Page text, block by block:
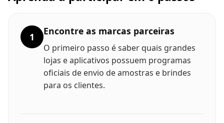
1 Encontre as marcas parceiras
O primeiro passo é saber quais grandes
lojas e aplicativos possuem programas
oficiais de envio de amostras e brindes
para os clientes.